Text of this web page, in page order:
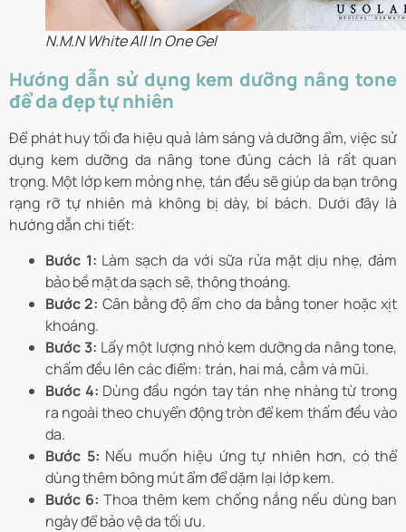
N.M.N White All In One Gel
Hướng dẫn sử dụng kem dưỡng nâng tone
để da đẹp tự nhiên
Để phát huy tối đa hiệu quả làm sáng và dưỡng ẩm, việc sử
dụng kem dưỡng da nâng tone đúng cách là rất quan
trọng. Một lớp kem mỏng nhẹ, tán đều sẽ giúp da bạn trông
rạng rỡ tự nhiên mà không bị dày, bí bách. Dưới đây là
hướng dẫn chi tiết:
Bước 1: Làm sạch da với sữa rửa mặt dịu nhẹ, đảm
bảo bề mặt da sạch sẽ, thông thoáng.
Bước 2: Cân bằng độ ẩm cho da bằng toner hoặc xịt
khoáng.
Bước 3: Lấy một lượng nhỏ kem dưỡng da nâng tone,
chấm đều lên các điểm: trán, hai má, cằm và mũi.
Bước 4: Dùng đầu ngón tay tán nhẹ nhàng từ trong
ra ngoài theo chuyển động tròn để kem thấm đều vào
da.
Bước 5: Nếu muốn hiệu ứng tự nhiên hơn, có thể
dùng thêm bông mút ẩm để dặm lại lớp kem.
Bước 6: Thoa thêm kem chống nắng nếu dùng ban
ngày để bảo vệ da tối ưu.